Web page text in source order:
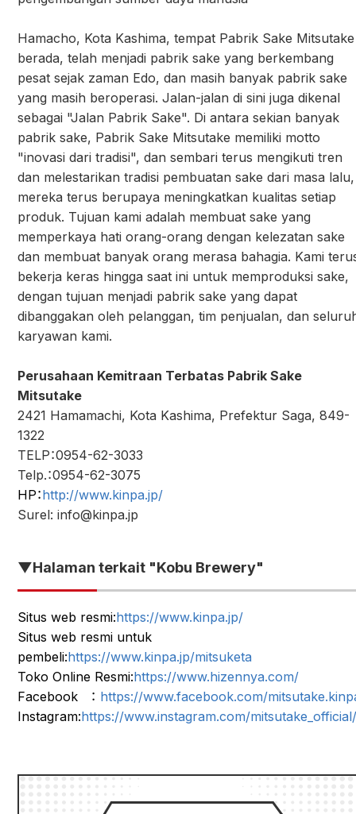
Hamacho, Kota Kashima, tempat Pabrik Sake Mitsutake
berada, telah menjadi pabrik sake yang berkembang
pesat sejak zaman Edo, dan masih banyak pabrik sake
yang masih beroperasi. Jalan-jalan di sini juga dikenal
sebagai "Jalan Pabrik Sake". Di antara sekian banyak
pabrik sake, Pabrik Sake Mitsutake memiliki motto
"inovasi dari tradisi", dan sembari terus mengikuti tren
dan melestarikan tradisi pembuatan sake dari masa lalu,
mereka terus berupaya meningkatkan kualitas setiap
produk. Tujuan kami adalah membuat sake yang
memperkaya hati orang-orang dengan kelezatan sake
dan membuat banyak orang merasa bahagia. Kami
bekerja keras hingga saat ini untuk memproduksi sake,
dengan tujuan menjadi pabrik sake yang dapat
dibanggakan oleh pelanggan, tim penjualan, dan
karyawan kami.
Perusahaan Kemitraan Terbatas Pabrik Sake
Mitsutake
2421 Hamamachi, Kota Kashima, Prefektur Saga, 849-
1322
TELP：0954-62-3033
Telp.：0954-62-3075
HP：http://www.kinpa.jp/
Surel: info@kinpa.jp
▼Halaman terkait "Kobu Brewery"
Situs web resmi:https://www.kinpa.jp/
Situs web resmi untuk
pembeli:https://www.kinpa.jp/mitsuketa
Toko Online Resmi:https://www.hizennya.com/
Facebook ： https://www.facebook.com/
Instagram:https://www.instagram.com/mitsutake_official/